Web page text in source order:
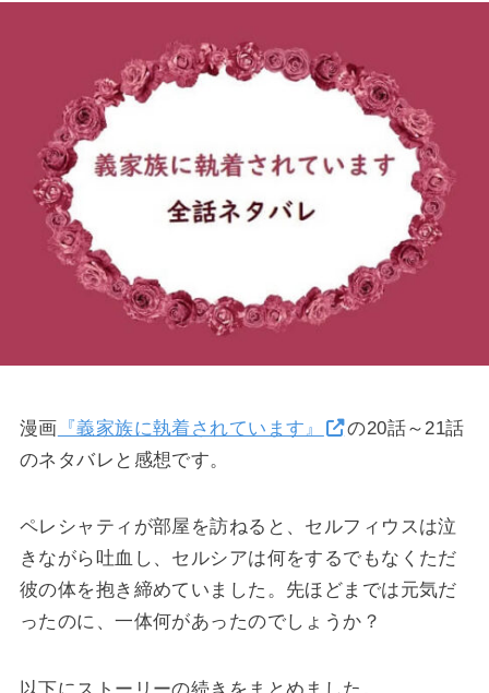
漫画 『義家族に執着されています』
の20話～21話
のネタバレと感想です。
ペレシャティが部屋を訪ねると、セルフィウスは泣
きながら吐血し、セルシアは何をするでもなくただ
彼の体を抱き締めていました。先ほどまでは元気だ
ったのに、一体何があったのでしょうか？